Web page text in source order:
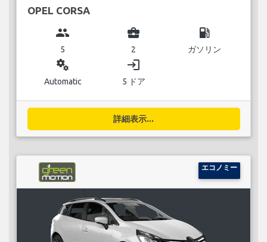
OPEL CORSA
group
5
business_center
2
local_gas_station
ガソリン
miscellaneous_services
Automatic
login
5 ドア
詳細表示...
エコノミー